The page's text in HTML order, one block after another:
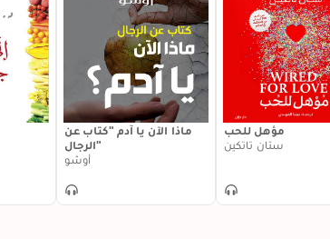
ماذا الآن يا آدم "كتاب عن
الرجال"
أوشو
مؤهل للحب
ستان تاتكين